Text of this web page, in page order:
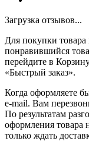
Загрузка отзывов...
Для покупки
понравившийся
перейдите в
«Быстрый заказ».
Когда оформляете
e-mail. Вам
По результатам
оформления товара
только ждать